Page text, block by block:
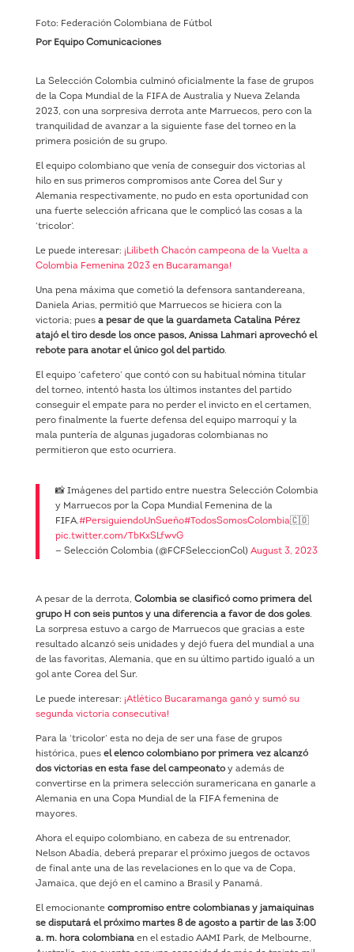
Foto: Federación Colombiana de Fútbol
Por Equipo Comunicaciones
La Selección Colombia culminó oficialmente la fase de grupos
de la Copa Mundial de la FIFA de Australia y Nueva Zelanda
2023, con una sorpresiva derrota ante Marruecos, pero con la
tranquilidad de avanzar a la siguiente fase del torneo en la
primera posición de su grupo.
El equipo colombiano que venía de conseguir dos victorias al
hilo en sus primeros compromisos ante Corea del Sur y
Alemania respectivamente, no pudo en esta oportunidad con
una fuerte selección africana que le complicó las cosas a la
‘tricolor’.
Le puede interesar: ¡Lilibeth Chacón campeona de la Vuelta a
Colombia Femenina 2023 en Bucaramanga!
Una pena máxima que cometió la defensora santandereana,
Daniela Arias, permitió que Marruecos se hiciera con la
victoria; puesa pesar de que la guardameta Catalina Pérez
atajó el tiro desde los once pasos, Anissa Lahmari aprovechó el
rebote para anotar el único gol del partido.
El equipo ‘cafetero’ que contó con su habitual nómina titular
del torneo, intentó hasta los últimos instantes del partido
conseguir el empate para no perder el invicto en el certamen,
pero finalmente la fuerte defensa del equipo marroquí y la
mala puntería de algunas jugadoras colombianas no
permitieron que esto ocurriera.
📸 Imágenes del partido entre nuestra Selección Colombia
y Marruecos por la Copa Mundial Femenina de la
FIFA.#PersiguiendoUnSueño#TodosSomosColombia🇨🇴
pic.twitter.com/TbKxSLfwvG
— Selección Colombia (@FCFSeleccionCol) August 3, 2023
A pesar de la derrota, Colombia se clasificó como primera del
grupo H con seis puntos y una diferencia a favor de dos goles.
La sorpresa estuvo a cargo de Marruecos que gracias a este
resultado alcanzó seis unidades y dejó fuera del mundial a una
de las favoritas, Alemania, que en su último partido igualó a un
gol ante Corea del Sur.
Le puede interesar: ¡Atlético Bucaramanga ganó y sumó su
segunda victoria consecutiva!
Para la ‘tricolor’ esta no deja de ser una fase de grupos
histórica, pues el elenco colombiano por primera vez alcanzó
dos victorias en esta fase del campeonatoy además de
convertirse en la primera selección suramericana en ganarle a
Alemania en una Copa Mundial de la FIFA femenina de
mayores.
Ahora el equipo colombiano, en cabeza de su entrenador,
Nelson Abadía, deberá preparar el próximo juegos de octavos
de final ante una de las revelaciones en lo que va de Copa,
Jamaica, que dejó en el camino a Brasil y Panamá.
El emocionante compromiso entre colombianas y jamaiquinas
se disputará el próximo martes 8 de agosto a partir de las 3:00
a. m. hora colombianaen el estadio AAMI Park, de Melbourne,